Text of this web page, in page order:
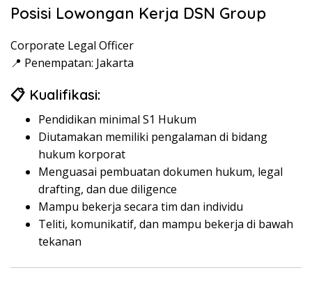
Posisi Lowongan Kerja DSN Group
Corporate Legal Officer
📍 Penempatan: Jakarta
📋 Kualifikasi:
Pendidikan minimal S1 Hukum
Diutamakan memiliki pengalaman di bidang
hukum korporat
Menguasai pembuatan dokumen hukum, legal
drafting, dan due diligence
Mampu bekerja secara tim dan individu
Teliti, komunikatif, dan mampu bekerja di bawah
tekanan